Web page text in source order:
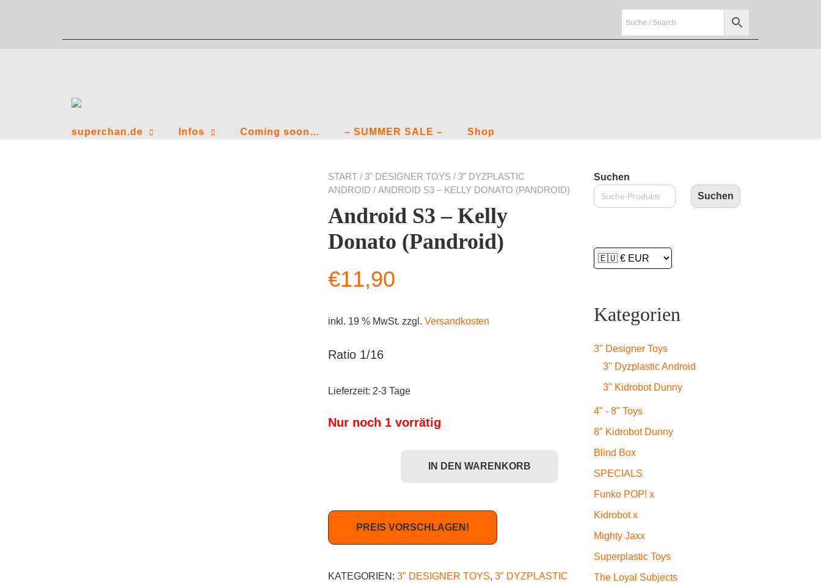
superchan.de Infos Coming soon… – SUMMER SALE – Shop
START / 3" DESIGNER TOYS / 3" DYZPLASTIC
ANDROID / ANDROID S3 – KELLY DONATO (PANDROID)
Android S3 – Kelly
Donato (Pandroid)
€11,90
inkl. 19 % MwSt. zzgl. Versandkosten
Ratio 1/16
Lieferzeit: 2-3 Tage
Nur noch 1 vorrätig
Android S3 - Kelly Donato (Pandroid) Menge
IN DEN WARENKORB
PREIS VORSCHLAGEN!
KATEGORIEN: 3" DESIGNER TOYS, 3" DYZPLASTIC
Suchen
Suchen
Kategorien
3" Designer Toys
3" Dyzplastic Android
3" Kidrobot Dunny
4" - 8" Toys
8" Kidrobot Dunny
Blind Box
SPECIALS
Funko POP! x
Kidrobot x
Mighty Jaxx
Superplastic Toys
The Loyal Subjects